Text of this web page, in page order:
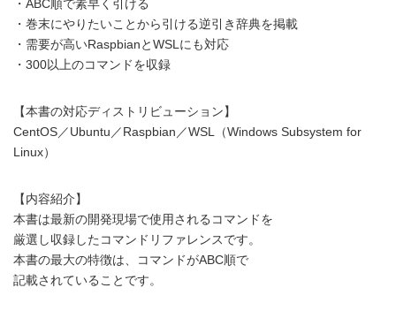
・ABC順で素早く引ける
・巻末にやりたいことから引ける逆引き辞典を掲載
・需要が高いRaspbianとWSLにも対応
・300以上のコマンドを収録
【本書の対応ディストリビューション】
CentOS／Ubuntu／Raspbian／WSL（Windows Subsystem for
Linux）
【内容紹介】
本書は最新の開発現場で使用されるコマンドを
厳選し収録したコマンドリファレンスです。
本書の最大の特徴は、コマンドがABC順で
記載されていることです。